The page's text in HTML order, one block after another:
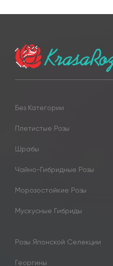
Без Категории
Плетистые Розы
Шрабы
Чайно-Гибридные Розы
Морозостойкие Розы
Мускусные Гибриды
Розы Японской Селекции
Георгины